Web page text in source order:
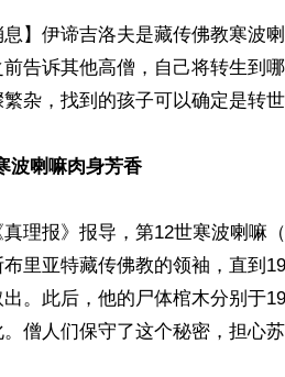
息】伊谛吉洛夫是藏传佛教寒波
告诉其他高僧，自己将转生到
杂，找到的孩子可以确定是转世
波喇嘛肉身芳香
理报》报导，第12世寒波喇嘛
里亚特藏传佛教的领袖，直到
。此后，他的尸体棺木分别于
僧人们保守了这个秘密，担心